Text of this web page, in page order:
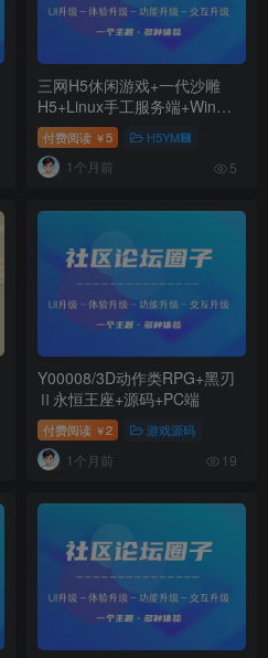
三网H5休闲游戏+一代沙雕
H5+Linux手工服务端+Win一
键服务端+逆向前端源码+解压
即玩+简易安卓客户端+详细搭
建教程
付费阅读 ￥5 H5YM💾
1个月前 5
Y00008/3D动作类RPG+黑刃
Ⅱ永恒王座+源码+PC端
付费阅读 ￥2 游戏源码
1个月前 19